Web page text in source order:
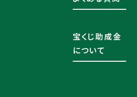
宝くじ助成金
について